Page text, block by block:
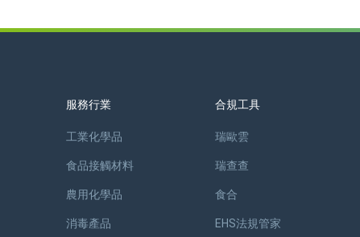
服務行業
工業化學品
食品接觸材料
農用化學品
消毒產品
合規工具
瑞歐雲
瑞查查
食合
EHS法規管家